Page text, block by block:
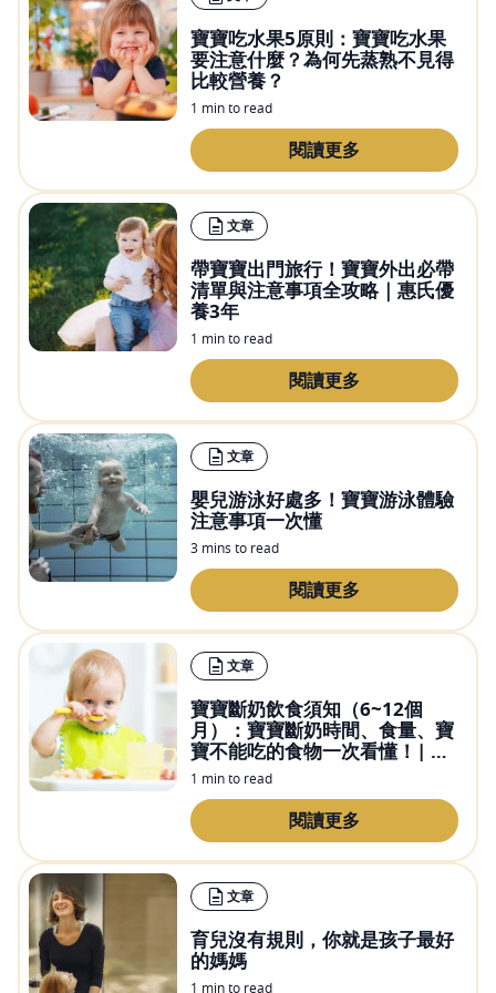
寶寶吃水果5原則：寶寶吃水果
要注意什麼？為何先蒸熟不見得
比較營養？
1 min to read
閱讀更多
文章
帶寶寶出門旅行！寶寶外出必帶
清單與注意事項全攻略｜惠氏優
養3年
1 min to read
閱讀更多
文章
嬰兒游泳好處多！寶寶游泳體驗
注意事項一次懂
3 mins to read
閱讀更多
文章
寶寶斷奶飲食須知（6~12個
月）：寶寶斷奶時間、食量、寶
寶不能吃的食物一次看懂！| 惠
氏優養3年
1 min to read
閱讀更多
文章
育兒沒有規則，你就是孩子最好
的媽媽
1 min to read